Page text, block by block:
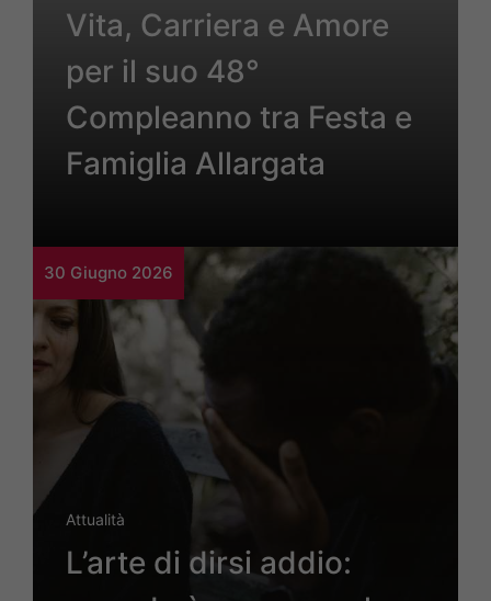
Vita, Carriera e Amore
per il suo 48°
Compleanno tra Festa e
Famiglia Allargata
30 Giugno 2026
Attualità
L’arte di dirsi addio: